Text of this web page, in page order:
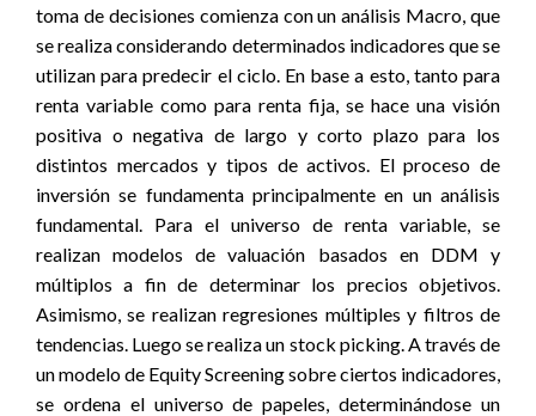
toma de decisiones comienza con un análisis Macro, que
se realiza considerando determinados indicadores que se
utilizan para predecir el ciclo. En base a esto, tanto para
renta variable como para renta fija, se hace una visión
positiva o negativa de largo y corto plazo para los
distintos mercados y tipos de activos. El proceso de
inversión se fundamenta principalmente en un análisis
fundamental. Para el universo de renta variable, se
realizan modelos de valuación basados en DDM y
múltiplos a fin de determinar los precios objetivos.
Asimismo, se realizan regresiones múltiples y filtros de
tendencias. Luego se realiza un stock picking. A través de
un modelo de Equity Screening sobre ciertos indicadores,
se ordena el universo de papeles, determinándose un